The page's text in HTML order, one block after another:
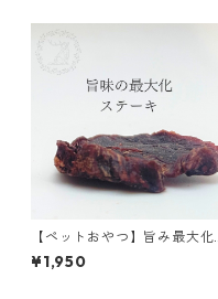
【ペットおやつ】旨み最大化
ジャーキー "ステーキ" 60g
¥1,950